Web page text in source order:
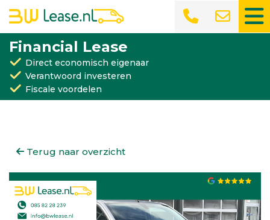
Financial Lease
Direct economisch eigenaar
Verantwoord investeren
Fiscale voordelen
Terug naar overzicht